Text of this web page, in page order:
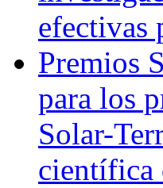
efectivas
Premios
para los
Solar-
científica